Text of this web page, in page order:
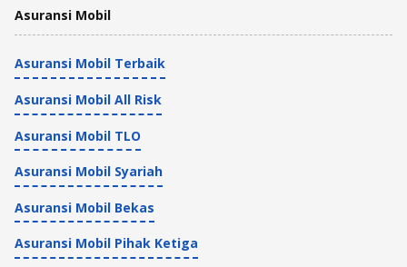
Asuransi Mobil
Asuransi Mobil Terbaik
Asuransi Mobil All Risk
Asuransi Mobil TLO
Asuransi Mobil Syariah
Asuransi Mobil Bekas
Asuransi Mobil Pihak Ketiga